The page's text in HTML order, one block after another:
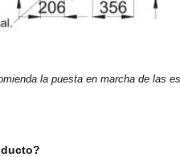
la puesta en marcha de las